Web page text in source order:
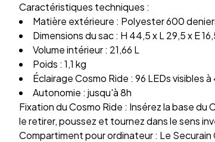
Caractéristiques techniques :
Matière extérieure : Polyester 600
Dimensions du sac : H 44,5 x L 29,5 x E
Volume intérieur : 21,66 L
Poids : 1,1 kg
Éclairage Cosmo Ride : 96 LEDs visibles
Autonomie : jusqu'à 8h
Fixation du Cosmo Ride : Insérez la base
le retirer, poussez et tournez dans le sens
Compartiment pour ordinateur : Le